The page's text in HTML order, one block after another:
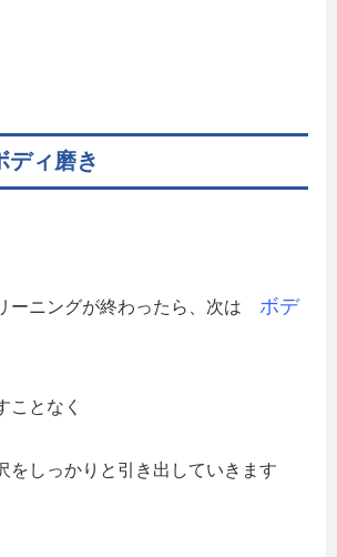
ィ磨き
ーニングが終わったら、次は ボデ
ことなく
をしっかりと引き出していきます